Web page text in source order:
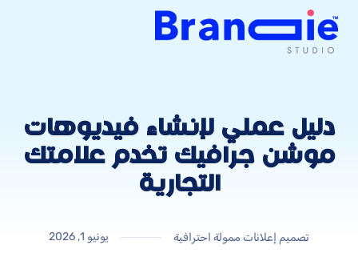
دليل عملي لإنشاء فيديوهات
موشن جرافيك تخدم علامتك
التجارية
تصميم إعلانات ممولة احترافية يونيو 1, 2026